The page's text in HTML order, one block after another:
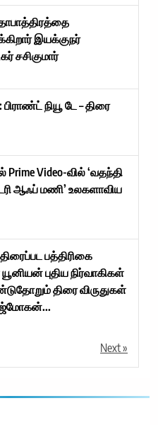
இயக்குநர்
சசிகுமார்
நியூ டே – திரை
Video-வில் ‘வதந்தி
ஆஃப் மணி’ உலகளாவிய
பத்திரிகை
புதிய நிர்வாகிகள்
திரை விருதுகள்
Next »